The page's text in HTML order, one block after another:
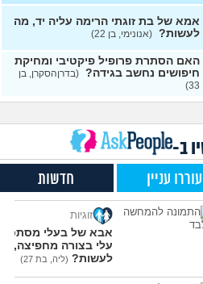
אותה מתוך כעס. איך
עצות
להסביר לה שאני רוצה
(עידן, בן 27)
20
עצות
ביני לבית הזוג, מה
(אנונימי, בן 24) עצות
(אלי, בן
איתו היום לדייט ראשון
בת 18)
עם בנות בים/ הליכה
או מועדון?
(רואי, בן
אותי לדייטים גרועים
17
עצות
אמא של בת זוגתי הרימה עליה יד, מה
לעשות? (אנונימי, בן 22)
האם הסתרת פרופיל פיקטיבי ומחיקת
חיפושים נחשב בגידה? (בדרןהסקרן, בן
33)
ב-
עוררו עניין חדשות
זוגיות
אבא של בעלי מסתכל
עלי בצורה מחפיצה, מה
לעשות? (ליה, בת 27)